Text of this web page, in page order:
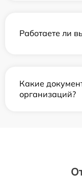
Работаете ли
Какие
организаций?